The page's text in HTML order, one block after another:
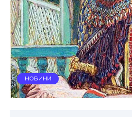
НОВИНИ